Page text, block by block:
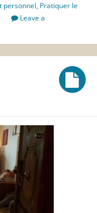
personnel, Pratiquer le
Leave a